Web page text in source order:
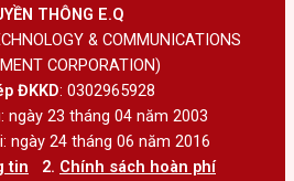
THÔNG E.Q
& COMMUNICATIONS
CORPORATION)
ĐKKD: 0302965928
ngày 23 tháng 04 năm 2003
ngày 24 tháng 06 năm 2016
tin 2. Chính sách hoàn phí